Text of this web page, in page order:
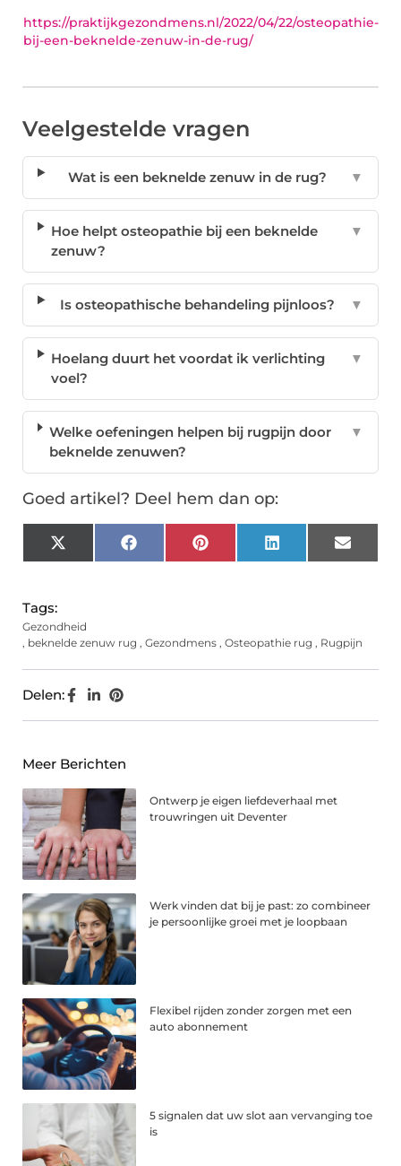
https://praktijkgezondmens.nl/2022/04/22/osteopathie-
bij-een-beknelde-zenuw-in-de-rug/
Veelgestelde vragen
Wat is een beknelde zenuw in de rug? ▼
Hoe helpt osteopathie bij een beknelde
zenuw?
▼
Is osteopathische behandeling pijnloos? ▼
Hoelang duurt het voordat ik verlichting
voel?
▼
Welke oefeningen helpen bij rugpijn door
beknelde zenuwen?
▼
Goed artikel? Deel hem dan op:
X
(Twitter)
FacebookPinterest LinkedIn Email
Tags:
Gezondheid
, beknelde zenuw rug , Gezondmens , Osteopathie rug , Rugpijn
Delen:
Meer Berichten
Ontwerp je eigen liefdeverhaal met
trouwringen uit Deventer
Werk vinden dat bij je past: zo combineer
je persoonlijke groei met je loopbaan
Flexibel rijden zonder zorgen met een
auto abonnement
5 signalen dat uw slot aan vervanging toe
is